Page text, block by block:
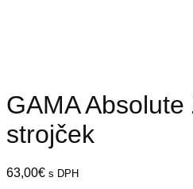
GAMA
strojček
63,00€ s DPH